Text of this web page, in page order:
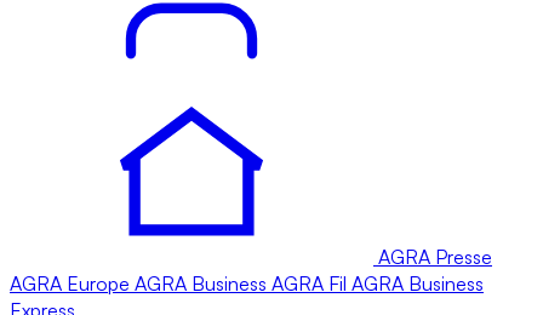
AGRA Presse
AGRA Europe AGRA Business AGRA Fil AGRA Business
Express